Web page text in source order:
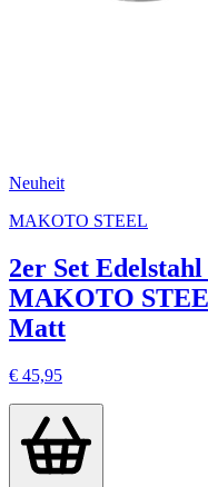
Neuheit
MAKOTO STEEL
2er Set
MAKOTO
Matt
€ 45,95